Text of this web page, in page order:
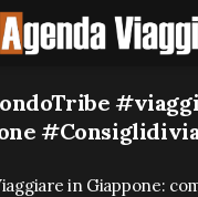
in Giappone: